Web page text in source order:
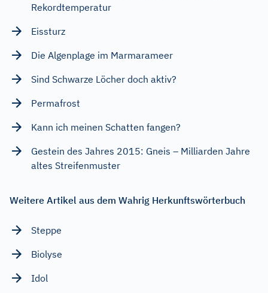
Rekordtemperatur
Eissturz
Die Algenplage im Marmarameer
Sind Schwarze Löcher doch aktiv?
Permafrost
Kann ich meinen Schatten fangen?
Gestein des Jahres 2015: Gneis – Milliarden Jahre
altes Streifenmuster
Weitere Artikel aus dem Wahrig Herkunftswörterbuch
Steppe
Biolyse
Idol